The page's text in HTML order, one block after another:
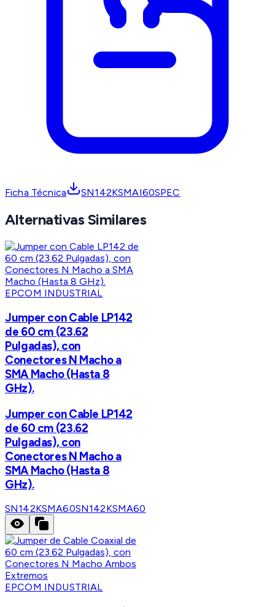
Ficha Técnica SN142KSMAI60SPEC
Alternativas Similares
EPCOM INDUSTRIAL
Jumper con Cable LP142
de 60 cm (23.62
Pulgadas), con
Conectores N Macho a
SMA Macho (Hasta 8
GHz).
Jumper con Cable LP142
de 60 cm (23.62
Pulgadas), con
Conectores N Macho a
SMA Macho (Hasta 8
GHz).
SN142KSMA60SN142KSMA60
EPCOM INDUSTRIAL